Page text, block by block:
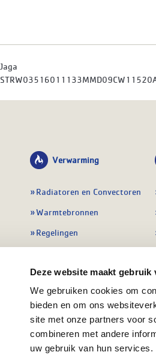
Deze website maakt gebruik
We gebruiken cookies om
bieden en om ons
site met onze partners voor
combineren met andere
uw gebruik van hun services.
Jaga
Verwarming
Radiatoren en Convectoren
Warmtebronnen
Regelingen
Leidingwerk
Warmwatertoestellen
Alle verwarming